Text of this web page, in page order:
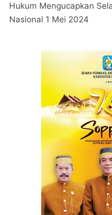
Hukum Mengucapkan
Nasional 1 Mei 2024